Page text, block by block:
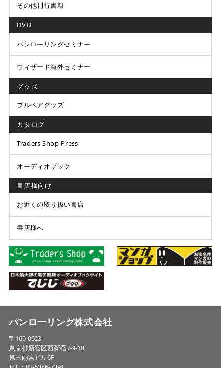
その他刊行書籍
DVD
パンローリングセミナー
ウィザード海外セミナー
グッズ
ブルベアグッズ
カタログ
Traders Shop Press
オーディオブック
書店様向け
お近くの取り扱い書店
書店様へ
パンローリング株式会社
〒160-0023
東京都新宿区西新宿7-9-18
第三雨宮ビル6F